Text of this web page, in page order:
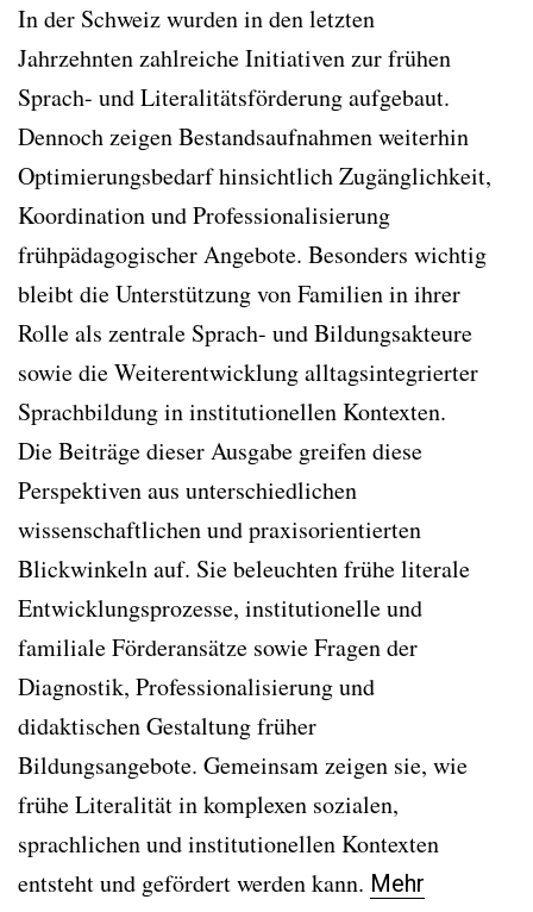
In der Schweiz wurden in den letzten
Jahrzehnten zahlreiche Initiativen zur frühen
Sprach- und Literalitätsförderung aufgebaut.
Dennoch zeigen Bestandsaufnahmen weiterhin
Optimierungsbedarf hinsichtlich Zugänglichkeit,
Koordination und Professionalisierung
frühpädagogischer Angebote. Besonders wichtig
bleibt die Unterstützung von Familien in ihrer
Rolle als zentrale Sprach- und Bildungsakteure
sowie die Weiterentwicklung alltagsintegrierter
Sprachbildung in institutionellen Kontexten.
Die Beiträge dieser Ausgabe greifen diese
Perspektiven aus unterschiedlichen
wissenschaftlichen und praxisorientierten
Blickwinkeln auf. Sie beleuchten frühe literale
Entwicklungsprozesse, institutionelle und
familiale Förderansätze sowie Fragen der
Diagnostik, Professionalisierung und
didaktischen Gestaltung früher
Bildungsangebote. Gemeinsam zeigen sie, wie
frühe Literalität in komplexen sozialen,
sprachlichen und institutionellen Kontexten
entsteht und gefördert werden kann. Mehr